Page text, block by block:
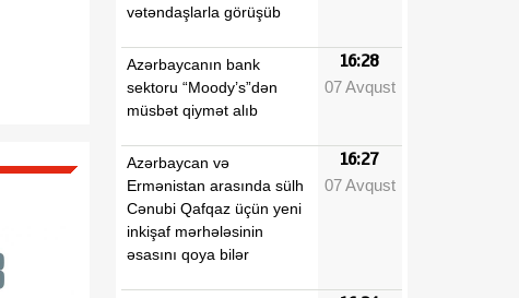
vətəndaşlarla görüşüb
Azərbaycanın bank
sektoru “Moody’s”dən
müsbət qiymət alıb
16:28
07 Avqust
Azərbaycan və
Ermənistan arasında sülh
Cənubi Qafqaz üçün yeni
inkişaf mərhələsinin
əsasını qoya bilər
16:27
07 Avqust